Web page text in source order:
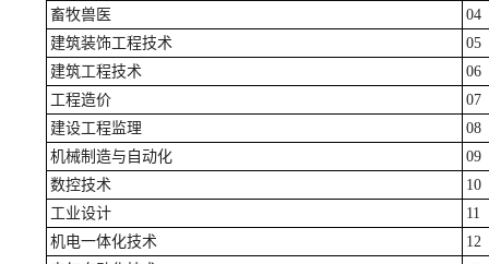
畜牧兽医
04
建筑装饰工程技术
05
建筑工程技术
06
工程造价
07
建设工程监理
08
机械制造与自动化
09
数控技术
10
工业设计
11
机电一体化技术
12